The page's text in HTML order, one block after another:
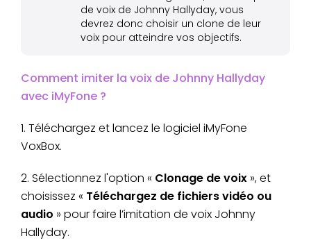
de voix de Johnny Hallyday, vous
devrez donc choisir un clone de leur
voix pour atteindre vos objectifs.
Comment imiter la voix de Johnny Hallyday
avec iMyFone ?
1. Téléchargez et lancez le logiciel iMyFone
VoxBox.
2. Sélectionnez l'option « Clonage de voix », et
choisissez « Téléchargez de fichiers vidéo ou
audio » pour faire l’imitation de voix Johnny
Hallyday.